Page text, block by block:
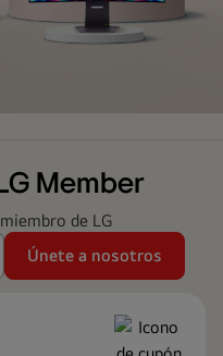
Member
de LG
Únete a nosotros